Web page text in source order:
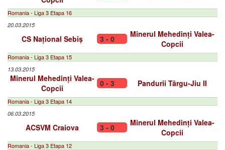
Romania - Liga 3 Etapa 16
20.03.2015
CS Național Sebiș 3 - 0
Minerul Mehedinți Valea-
Copcii
Romania - Liga 3 Etapa 15
13.03.2015
Minerul Mehedinți Valea-
Copcii
0 - 3 Pandurii Târgu-Jiu II
Romania - Liga 3 Etapa 14
06.03.2015
ACSVM Craiova 3 - 0
Minerul Mehedinți Valea-
Copcii
Romania - Liga 3 Etapa 12